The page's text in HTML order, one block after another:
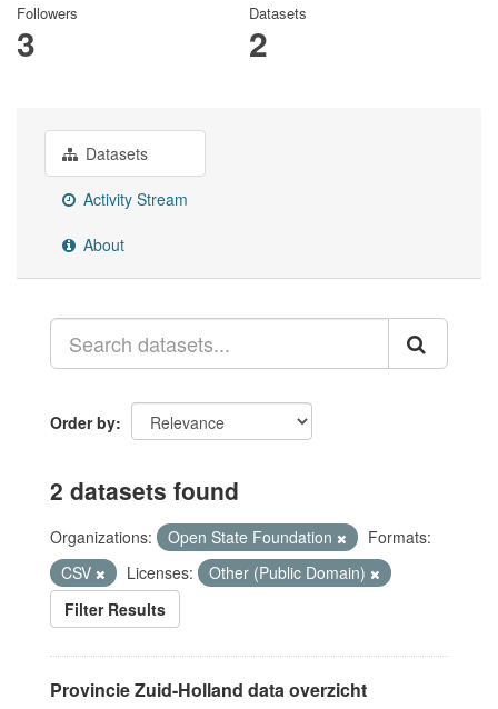
Followers
3
Datasets
2
Datasets
Activity Stream
About
Order by
2 datasets found
Organizations: Open State Foundation
Formats:
CSV
Licenses:
Other (Public Domain)
Filter Results
Provincie Zuid-Holland data overzicht